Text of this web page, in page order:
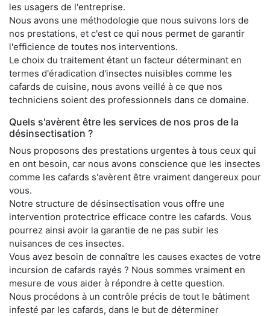
les usagers de l'entreprise.
Nous avons une méthodologie que nous suivons lors de
nos prestations, et c'est ce qui nous permet de garantir
l'efficience de toutes nos interventions.
Le choix du traitement étant un facteur déterminant en
termes d'éradication d'insectes nuisibles comme les
cafards de cuisine, nous avons veillé à ce que nos
techniciens soient des professionnels dans ce domaine.
Quels s'avèrent être les services de nos pros de la
désinsectisation ?
Nous proposons des prestations urgentes à tous ceux qui
en ont besoin, car nous avons conscience que les insectes
comme les cafards s'avèrent être vraiment dangereux pour
vous.
Notre structure de désinsectisation vous offre une
intervention protectrice efficace contre les cafards. Vous
pourrez ainsi avoir la garantie de ne pas subir les
nuisances de ces insectes.
Vous avez besoin de connaître les causes exactes de votre
incursion de cafards rayés ? Nous sommes vraiment en
mesure de vous aider à répondre à cette question.
Nous procédons à un contrôle précis de tout le bâtiment
infesté par les cafards, dans le but de déterminer